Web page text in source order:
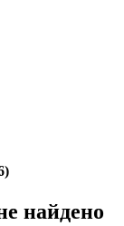
найдено